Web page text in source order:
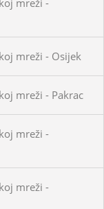
mreži - Osijek
mreži - Pakrac
mreži -
mreži -